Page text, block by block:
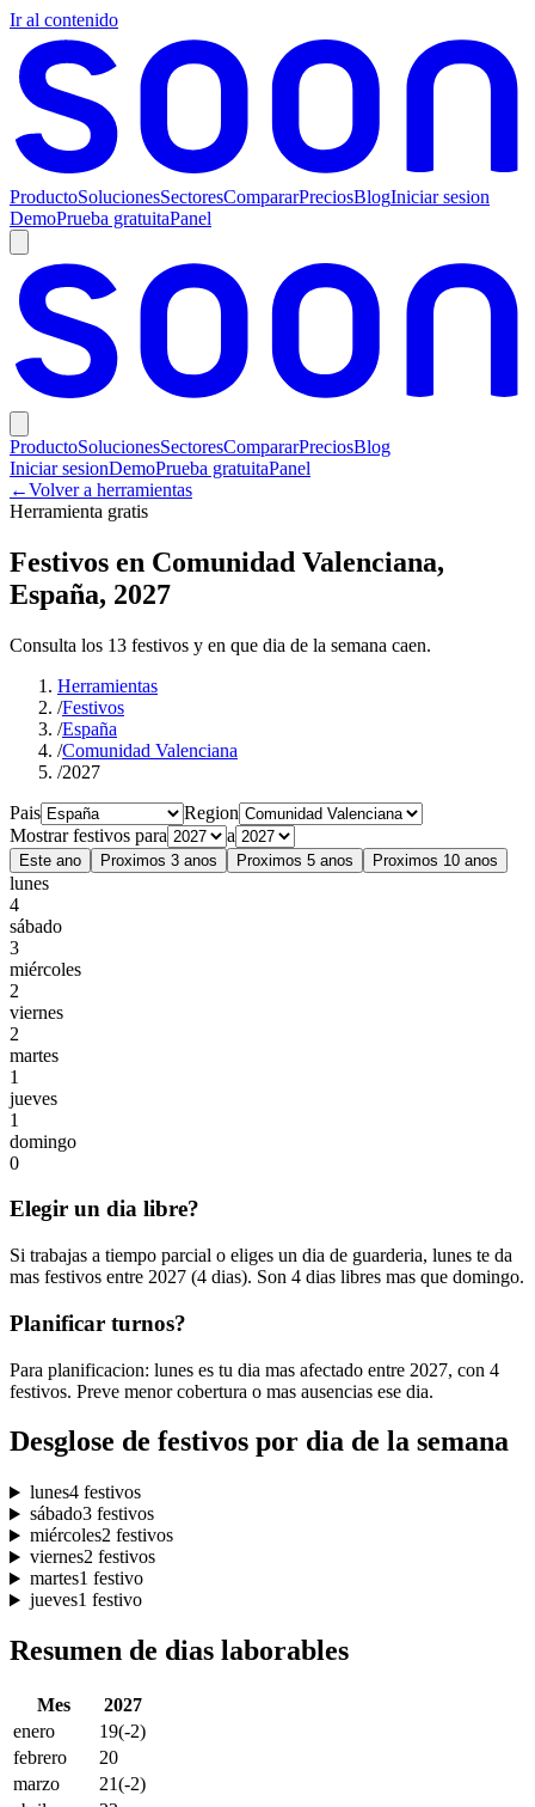
Ir al contenido
ProductoSolucionesSectoresCompararPreciosBlogIniciar sesion
DemoPrueba gratuitaPanel
ProductoSolucionesSectoresCompararPreciosBlog
Iniciar sesionDemoPrueba gratuitaPanel
←Volver a herramientas
Herramienta gratis
Festivos en Comunidad Valenciana,
España, 2027
Consulta los 13 festivos y en que dia de la semana caen.
Herramientas
/Festivos
/España
/Comunidad Valenciana
/2027
Pais
Region
Mostrar festivos para
a
Este ano Proximos 3 anos Proximos 5 anos Proximos 10 anos
lunes
4
sábado
3
miércoles
2
viernes
2
martes
1
jueves
1
domingo
0
Elegir un dia libre?
Si trabajas a tiempo parcial o eliges un dia de guarderia, lunes te da
mas festivos entre 2027 (4 dias). Son 4 dias libres mas que domingo.
Planificar turnos?
Para planificacion: lunes es tu dia mas afectado entre 2027, con 4
festivos. Preve menor cobertura o mas ausencias ese dia.
Desglose de festivos por dia de la semana
lunes4 festivos
sábado3 festivos
miércoles2 festivos
viernes2 festivos
martes1 festivo
jueves1 festivo
Resumen de dias laborables
Mes
2027
enero
19(-2)
febrero
20
marzo
21(-2)